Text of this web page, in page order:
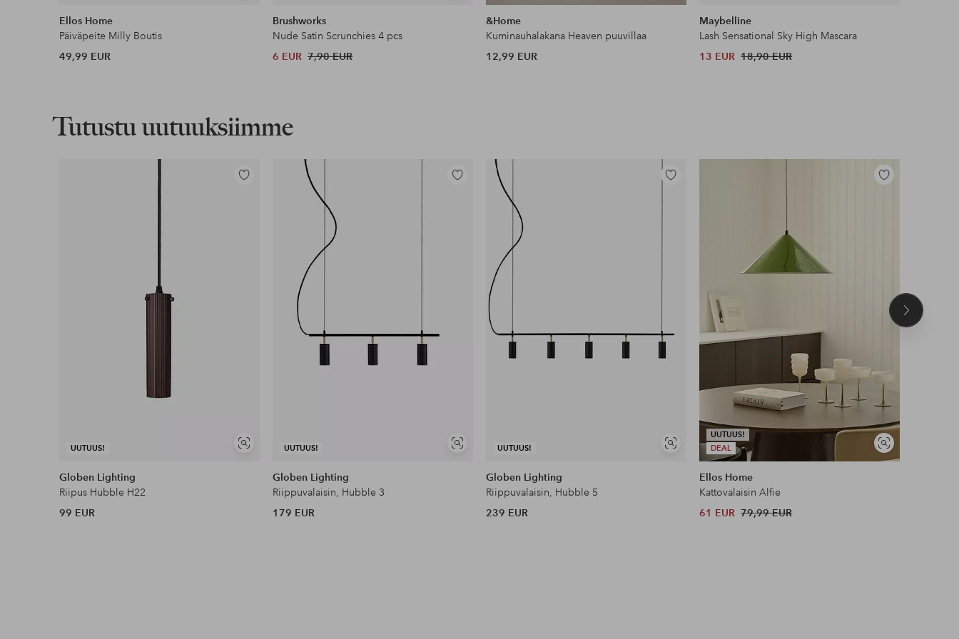
Ellos Home
Päiväpeite Milly Boutis
49,99 EUR
samankaltaisia
Brushworks
Nude Satin Scrunchies 4 pcs
6 EUR 7,90 EUR
samankaltaisia
&Home
Kuminauhalakana Heaven puuvillaa
12,99 EUR
Maybelline
Lash Sensational Sky High Mascara
13 EUR 18,90 EUR
Tutustu uutuuksiimme
UUTUUS!
Näytä
Lisää
Globen Lighting
Riipus Hubble H22
99 EUR
UUTUUS!
Näytä
Lisää
Globen Lighting
Riippuvalaisin, Hubble 3
179 EUR
UUTUUS!
Näytä
samankaltaisia
Lisää
Globen Lighting
Riippuvalaisin, Hubble 5
239 EUR
UUTUUS!
DEAL
Näytä
samankaltaisia
Lisää
Ellos Home
Kattovalaisin Alfie
61 EUR 79,99 EUR
Seuraava